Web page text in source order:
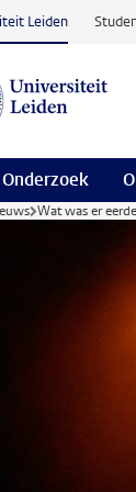
Leiden
Onderzoek
Wat was er